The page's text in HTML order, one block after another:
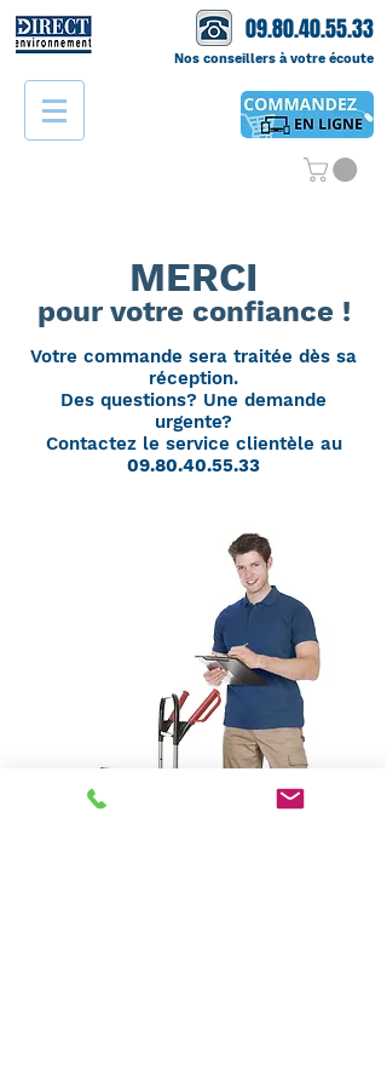
09.80.40.55.33
Nos conseillers à votre écoute
MERCI
pour votre confiance !
Votre commande sera traitée dès sa
réception.
Des questions? Une demande
urgente?
Contactez le service clientèle au
09.80.40.55.33